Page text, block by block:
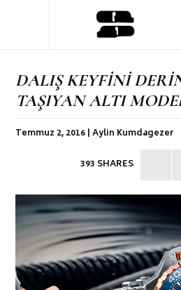
DALIŞ KEYFİNİ
TAŞIYAN ALTI
Temmuz 2, 2016 | Aylin Kumdagezer
393 SHARES